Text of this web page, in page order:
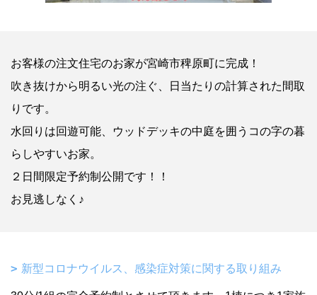
お客様の注文住宅のお家が宮崎市稗原町に完成！
吹き抜けから明るい光の注ぐ、日当たりの計算された間取
りです。
水回りは回遊可能、ウッドデッキの中庭を囲うコの字の暮
らしやすいお家。
２日間限定予約制公開です！！
お見逃しなく♪
新型コロナウイルス、感染症対策に関する取り組み